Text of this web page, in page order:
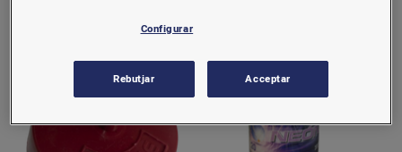
Configurar
Rebutjar Acceptar